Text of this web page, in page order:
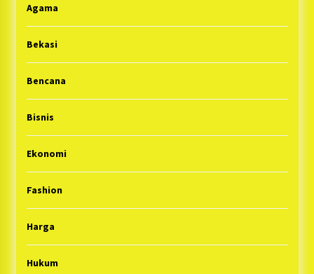
Agama
Bekasi
Bencana
Bisnis
Ekonomi
Fashion
Harga
Hukum